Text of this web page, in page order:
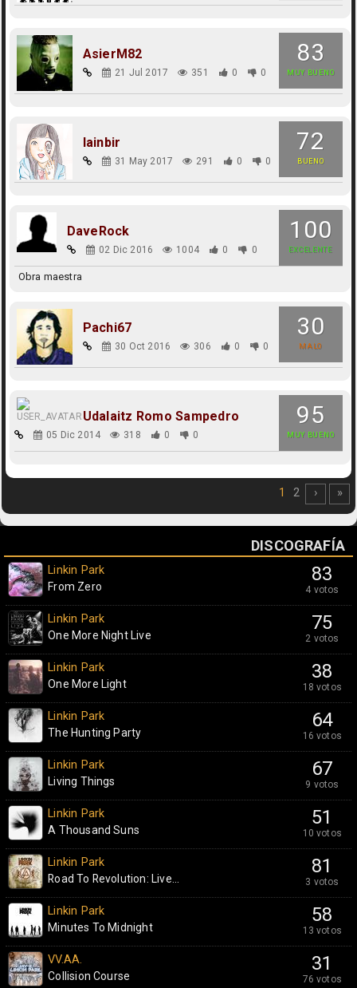
83
MUY BUENO
AsierM82
21 Jul 2017 351 0 0
72
BUENO
lainbir
31 May 2017 291 0 0
100
EXCELENTE
DaveRock
02 Dic 2016 1004 0 0
Obra maestra
30
MALO
Pachi67
30 Oct 2016 306 0 0
95
MUY BUENO
Udalaitz Romo Sampedro
05 Dic 2014 318 0 0
1 2 › »
DISCOGRAFÍA
83
4 votos
Linkin Park
From Zero
75
2 votos
Linkin Park
One More Night Live
38
18 votos
Linkin Park
One More Light
64
16 votos
Linkin Park
The Hunting Party
67
9 votos
Linkin Park
Living Things
51
10 votos
Linkin Park
A Thousand Suns
81
3 votos
Linkin Park
Road To Revolution: Live...
58
13 votos
Linkin Park
Minutes To Midnight
31
76 votos
VV.AA.
Collision Course